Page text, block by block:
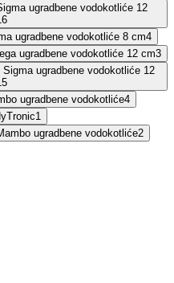
ugradbene vodokotliće 12
ugradbene vodokotliće 8 cm4
ugradbene vodokotliće 12 cm3
ugradbene vodokotliće 12
ugradbene vodokotliće4
1
ugradbene vodokotliće2